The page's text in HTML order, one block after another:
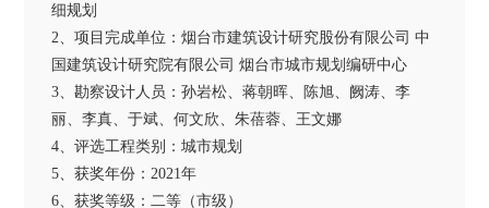
细规划
2、项目完成单位：烟台市建筑设计研究股份有限公司 中
国建筑设计研究院有限公司 烟台市城市规划编研中心
3、勘察设计人员：孙岩松、蒋朝晖、陈旭、阙涛、李
丽、李真、于斌、何文欣、朱蓓蓉、王文娜
4、评选工程类别：城市规划
5、获奖年份：2021年
6、获奖等级：二等（市级）